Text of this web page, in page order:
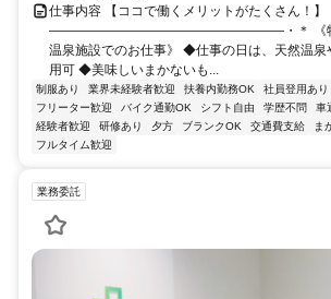
仕事内容 【ココで働くメリットがたくさん！】
――――――――――――――――――・＊ 《特典
温泉施設でのお仕事》 ◆仕事の日は、天然温泉
用可 ◆美味しいまかないも...
制服あり 業界未経験者歓迎 扶養内勤務OK 社員登用あり
フリーター歓迎
バイク通勤OK シフト自由 学歴不問 車
経験者歓迎
研修あり 夕方 ブランクOK 交通費支給 ま
フルタイム歓迎
業務委託